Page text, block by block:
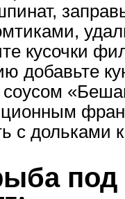
кусочки
добавьте
с дольками